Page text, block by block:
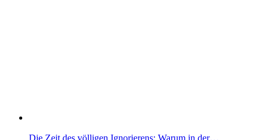
Die Zeit des völligen Ignorierens: Warum in der…